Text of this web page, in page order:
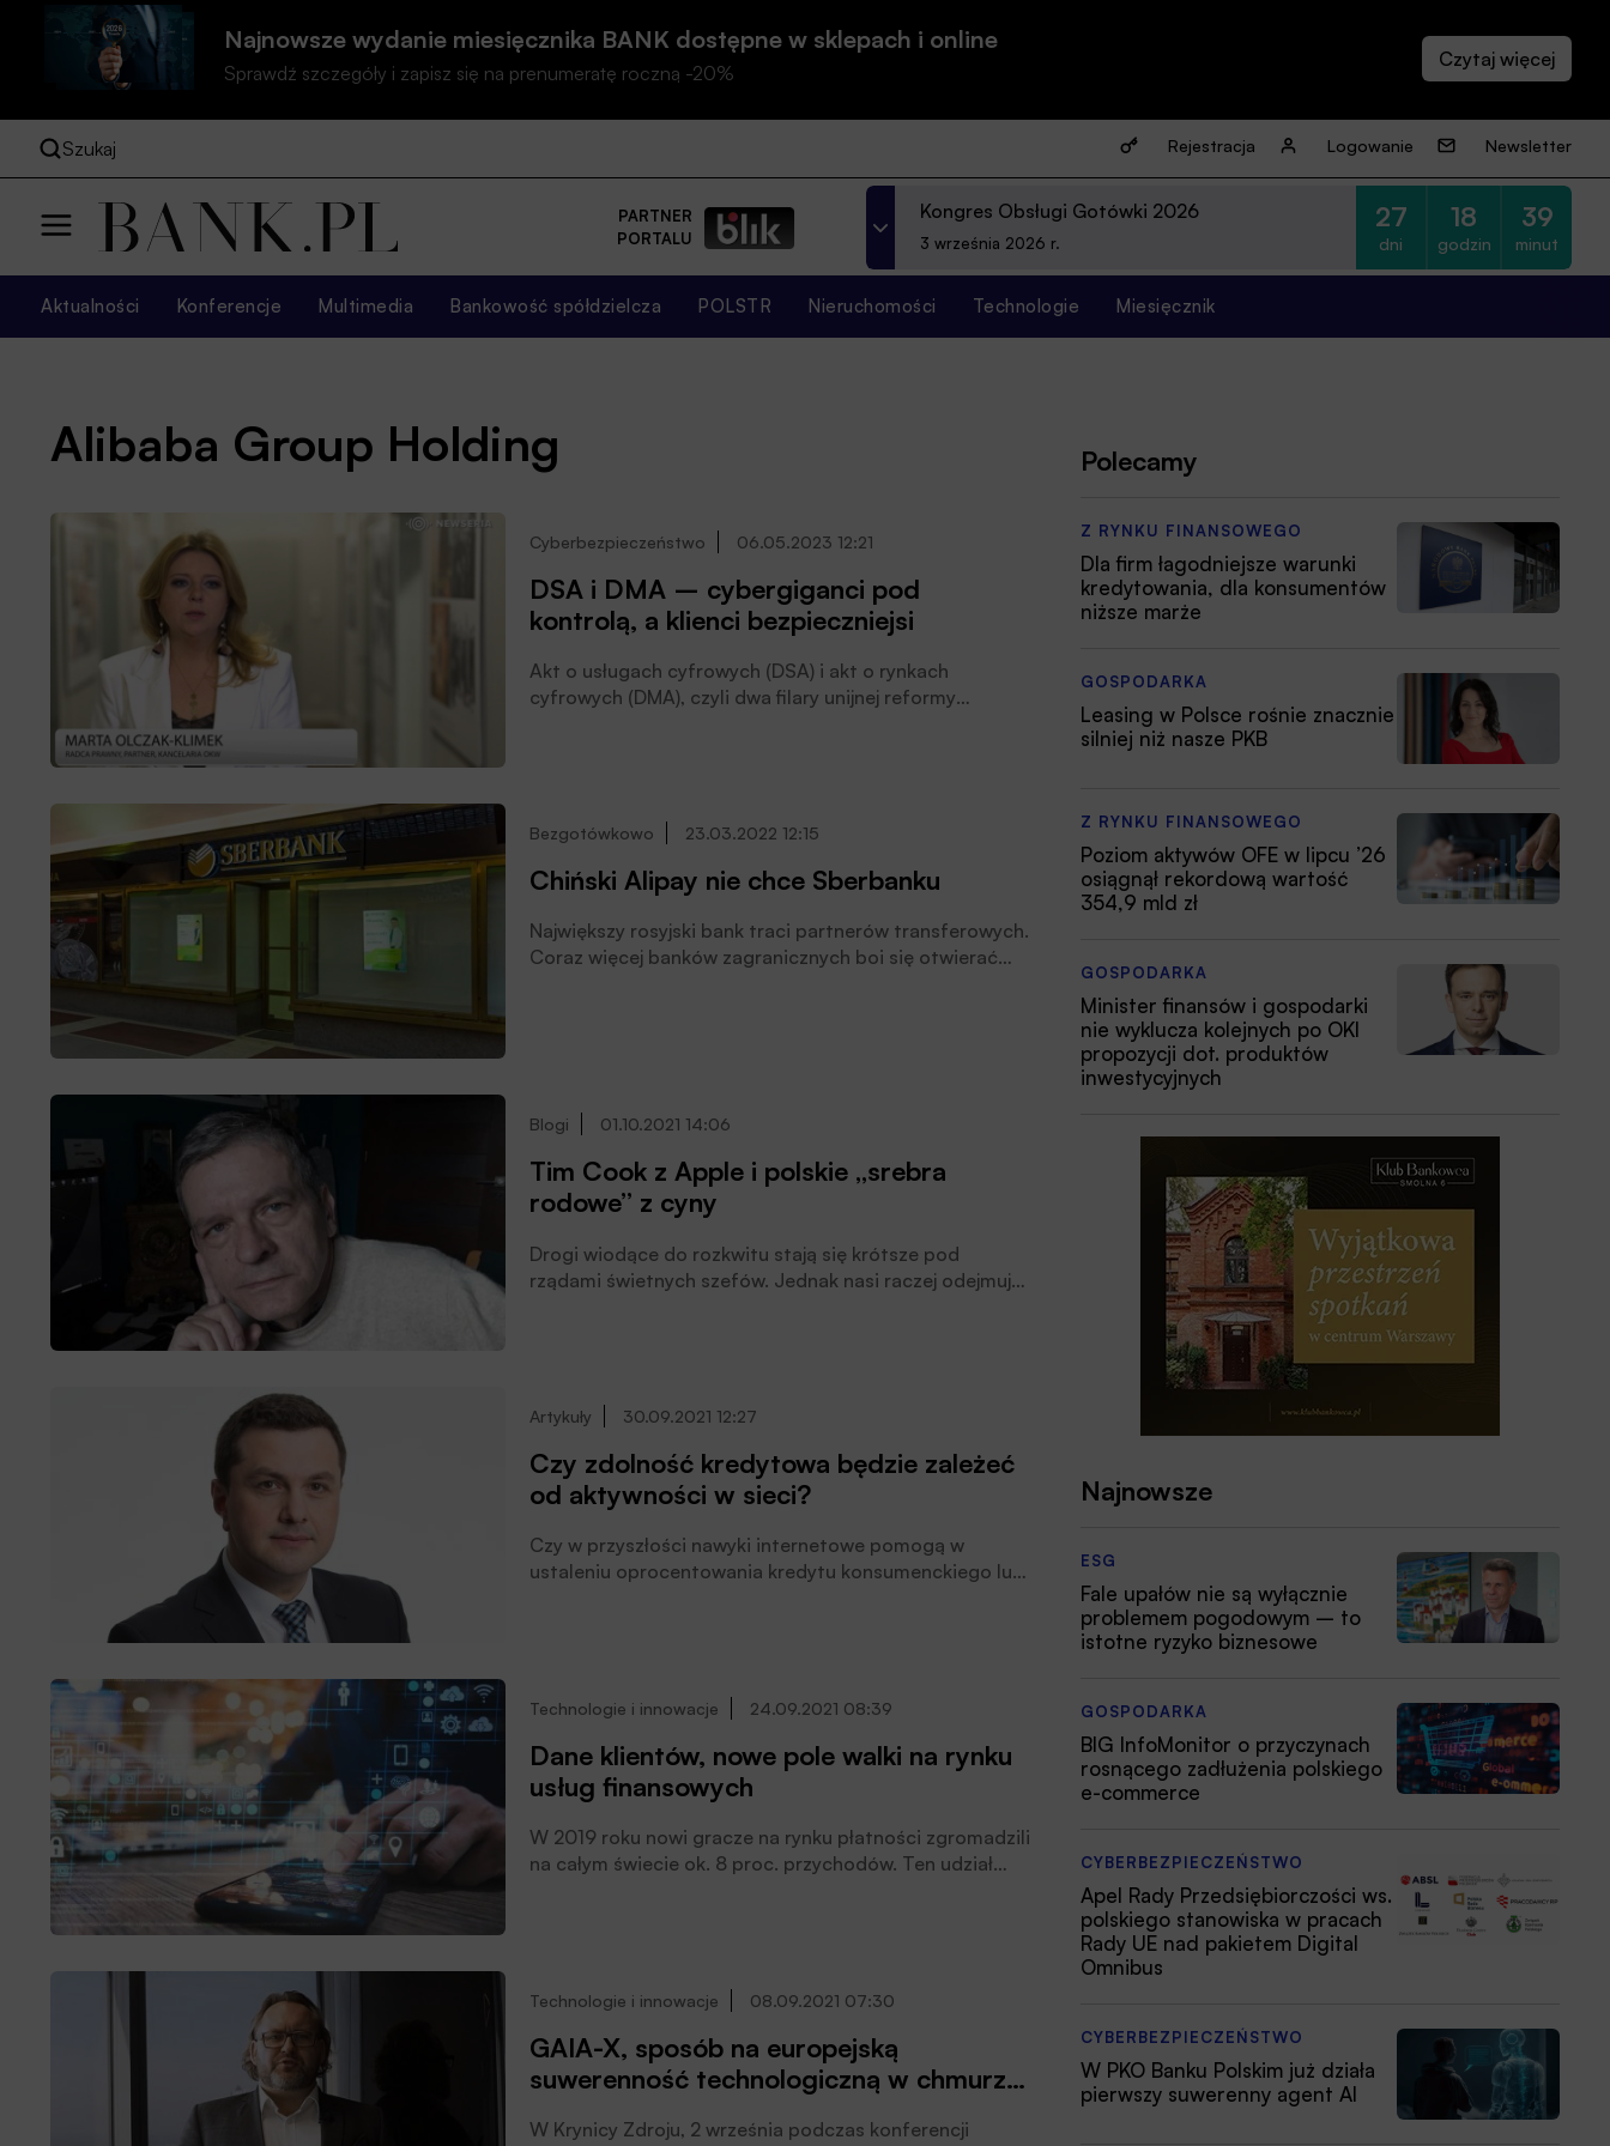
Najnowsze wydanie miesięcznika BANK dostępne w sklepach i online
Sprawdź szczegóły i zapisz się na prenumeratę roczną -20%
Szukaj Rejestracja Logowanie Newsletter
PARTNER
PORTALU
Kongres Obsługi Gotówki 2026
3 września 2026 r.
27
dni
18
godzin
39
minut
Aktualności Konferencje Multimedia Bankowość spółdzielcza POLSTR Nieruchomości Technologie Miesięcznik
Alibaba Group Holding
Cyberbezpieczeństwo 06.05.2023 12:21
DSA i DMA – cybergiganci pod
kontrolą, a klienci bezpieczniejsi
Akt o usługach cyfrowych (DSA) i akt o rynkach
cyfrowych (DMA), czyli dwa filary unijnej reformy
rynku cyfrowym. Przyczynią się też do bardziej
Wejście w życie tych przepisów zostało podzielone, a
pakietu regulacyjnego już od pierwszej połowy 2023
roku. Natomiast pozostali użytkownicy oraz uczestnicy
Bezgotówkowo 23.03.2022 12:15
Chiński Alipay nie chce Sberbanku
Największy rosyjski bank traci partnerów transferowych.
Coraz więcej banków zagranicznych boi się otwierać
Blogi 01.10.2021 14:06
Tim Cook z Apple i polskie „srebra
rodowe” z cyny
Drogi wiodące do rozkwitu stają się krótsze pod
rządami świetnych szefów. Jednak nasi raczej odejmują
Artykuły 30.09.2021 12:27
Czy zdolność kredytowa będzie zależeć
od aktywności w sieci?
Czy w przyszłości nawyki internetowe pomogą w
ustaleniu oprocentowania kredytu konsumenckiego lub
Technologie i innowacje 24.09.2021 08:39
Dane klientów, nowe pole walki na rynku
usług finansowych
W 2019 roku nowi gracze na rynku płatności zgromadzili
na całym świecie ok. 8 proc. przychodów. Ten udział
współpracy międzynarodowej.
Technologie i innowacje 08.09.2021 07:30
GAIA-X, sposób na europejską
suwerenność technologiczną w chmurze
W Krynicy Zdroju, 2 września podczas konferencji
Polecamy
Z RYNKU FINANSOWEGO
Dla firm łagodniejsze warunki
kredytowania, dla konsumentów
niższe marże
GOSPODARKA
Leasing w Polsce rośnie znacznie
silniej niż nasze PKB
Z RYNKU FINANSOWEGO
Poziom aktywów OFE w lipcu ’26
osiągnął rekordową wartość
354,9 mld zł
GOSPODARKA
Minister finansów i gospodarki
nie wyklucza kolejnych po OKI
propozycji dot. produktów
inwestycyjnych
Najnowsze
ESG
Fale upałów nie są wyłącznie
problemem pogodowym – to
istotne ryzyko biznesowe
GOSPODARKA
BIG InfoMonitor o przyczynach
rosnącego zadłużenia polskiego
e-commerce
CYBERBEZPIECZEŃSTWO
Apel Rady Przedsiębiorczości ws.
polskiego stanowiska w pracach
Rady UE nad pakietem Digital
Omnibus
CYBERBEZPIECZEŃSTWO
W PKO Banku Polskim już działa
pierwszy suwerenny agent AI